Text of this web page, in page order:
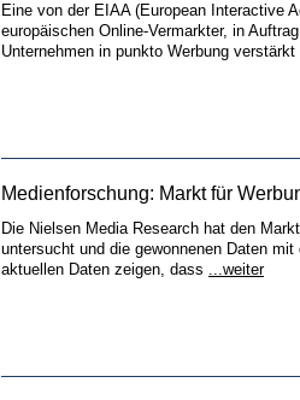
Eine von der EIAA (European Interactive
europäischen Online-Vermarkter, in
Unternehmen in punkto Werbung
Medienforschung: Markt für
Die Nielsen Media Research hat den
untersucht und die gewonnenen Daten
aktuellen Daten zeigen, dass ...weiter